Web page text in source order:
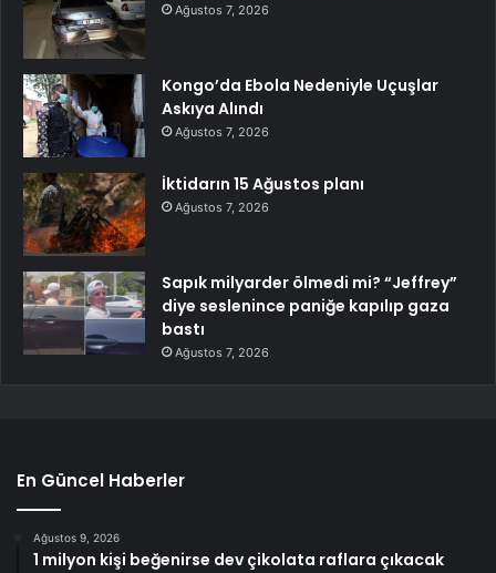
Ağustos 7, 2026
Kongo’da Ebola Nedeniyle Uçuşlar
Askıya Alındı
Ağustos 7, 2026
İktidarın 15 Ağustos planı
Ağustos 7, 2026
Sapık milyarder ölmedi mi? “Jeffrey”
diye seslenince paniğe kapılıp gaza
bastı
Ağustos 7, 2026
En Güncel Haberler
Ağustos 9, 2026
1 milyon kişi beğenirse dev çikolata raflara çıkacak